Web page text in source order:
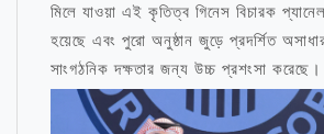
মিলে যাওয়া এই কৃতিত্ব গিনেস বিচারক
হয়েছে এবং পুরো অনুষ্ঠান জুড়ে প্রদর্শিত
সাংগঠনিক দক্ষতার জন্য উচ্চ প্রশংসা করেছে।